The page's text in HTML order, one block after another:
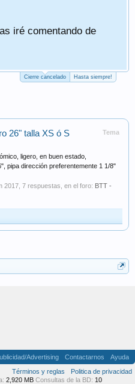
iré comentando de
Cierre cancelado Hasta siempre!
Tema
26" talla XS ó S
ligero, en buen estado,
pipa dirección preferentemente 1 1/8"
2017 , 7 respuestas, en el foro: BTT -
Advertising Contactarnos
Ayuda
Términos y reglas
Politica de privacidad
2,920 MB Consultas de la BD: 10